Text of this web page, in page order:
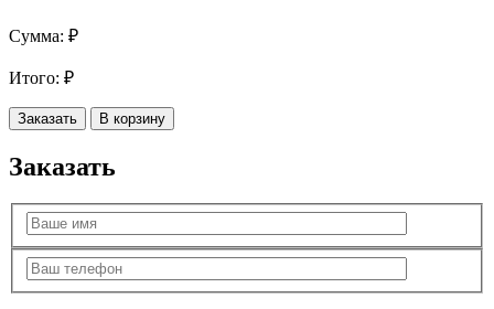
Сумма: ₽
Итого: ₽
Заказать В корзину
Заказать